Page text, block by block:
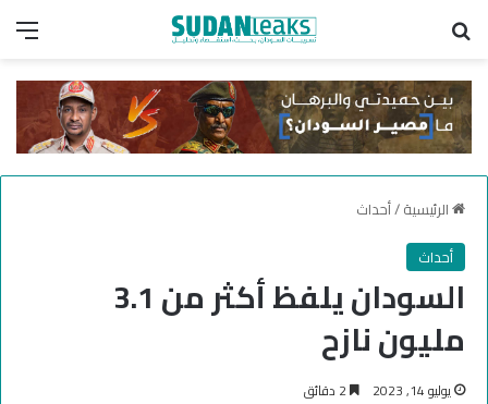
الرئيسية/أحداث
أحداث
السودان يلفظ أكثر من 3.1
مليون نازح
يوليو 14, 2023